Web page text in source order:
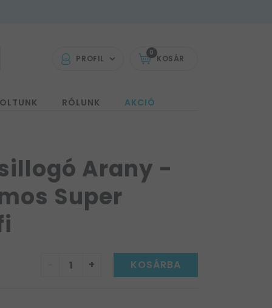
PROFIL KOSÁR
0
RÓLUNK AKCIÓ
Arany -
Super
+ KOSÁRBA